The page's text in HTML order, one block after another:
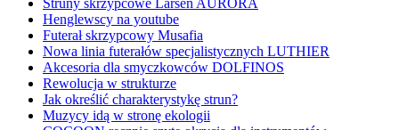
Struny skrzypcowe Larsen AURORA
Henglewscy na youtube
Futerał skrzypcowy Musafia
Nowa linia futerałów specjalistycznych LUTHIER
Akcesoria dla smyczkowców DOLFINOS
Rewolucja w strukturze
Jak określić charakterystykę strun?
Muzycy idą w stronę ekologii